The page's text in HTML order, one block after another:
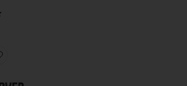
HANGOVER PREVENTION 二日酔い予防パッチ